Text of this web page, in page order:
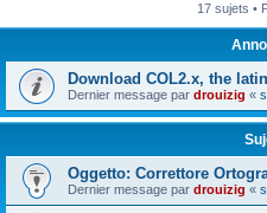
17 sujets •
Download COL2.x, the
Dernier message par drouizig «
Oggetto: Correttore
Dernier message par drouizig «